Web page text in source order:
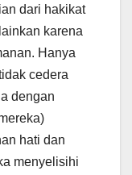
dari hakikat
karena
Hanya
cedera
dengan
hati dan
menyelisihi